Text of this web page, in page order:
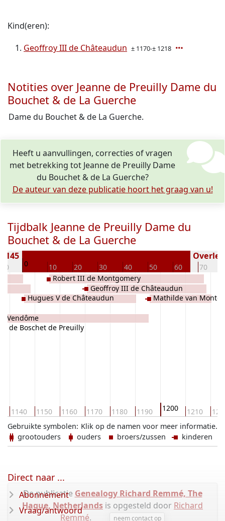
Kind(eren):
Geoffroy III de Châteaudun ± 1170-± 1218
Notities over Jeanne de Preuilly Dame du
Bouchet & de La Guerche
Dame du Bouchet & de La Guerche.
Heeft u aanvullingen, correcties of vragen
met betrekking tot Jeanne de Preuilly Dame
du Bouchet & de La Guerche?
De auteur van deze publicatie hoort het graag van u!
Tijdbalk Jeanne de Preuilly Dame du
Bouchet & de La Guerche
0 10 20 30 40 50 60 70
1140 1150 1160 1170 1180 1190 1200 1210
Vendôme
de Boschet de Preuilly
Hugues V de Châteaudun
Robert III de Montgomery
Geoffroy III de Châteaudun
Mathilde van
Klik op de namen voor meer informatie.
Gebruikte symbolen:
grootouders
ouders broers/zussen kinderen
De publicatie Genealogy Richard Remmé, The
Hague, Netherlands is opgesteld door Richard
Remmé. neem contact op
Direct naar ...
Abonnement
Vraag/antwoord